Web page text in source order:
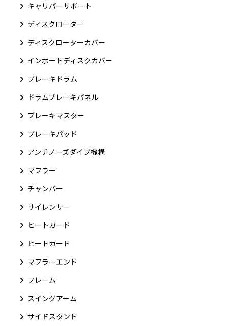
キャリパーサポート
ディスクローター
ディスクローターカバー
インボードディスクカバー
ブレーキドラム
ドラムブレーキパネル
ブレーキマスター
ブレーキパッド
アンチノーズダイブ機構
マフラー
チャンバー
サイレンサー
ヒートガード
ヒートカード
マフラーエンド
フレーム
スイングアーム
サイドスタンド